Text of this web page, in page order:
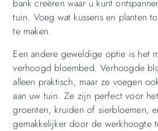
bank creëren waar u kunt
tuin. Voeg wat kussens en planten
te maken.
Een andere geweldige optie is het
verhoogd bloembed. Verhoogde
alleen praktisch, maar ze voegen
aan uw tuin. Ze zijn perfect voor
groenten, kruiden of sierbloemen,
gemakkelijker door de werkhoogte